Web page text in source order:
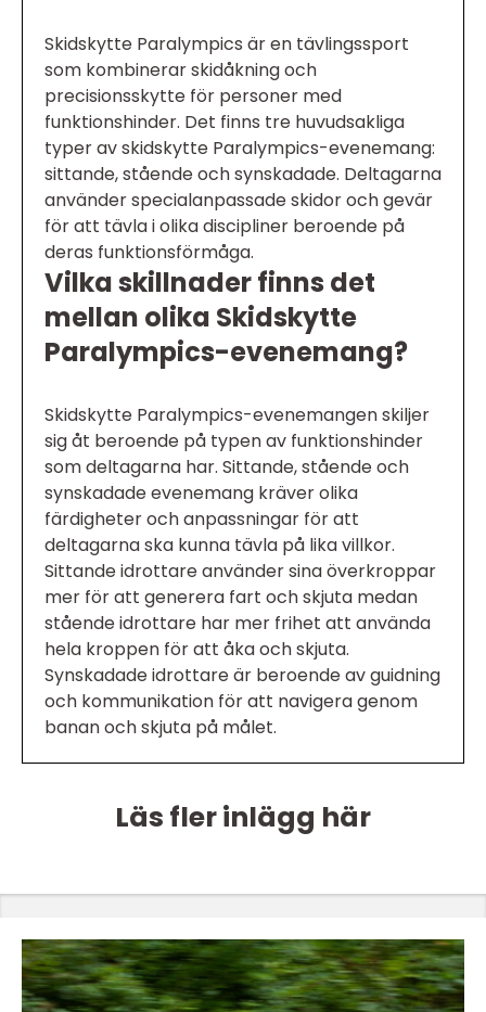
Skidskytte Paralympics är en tävlingssport
som kombinerar skidåkning och
precisionsskytte för personer med
funktionshinder. Det finns tre huvudsakliga
typer av skidskytte Paralympics-evenemang:
sittande, stående och synskadade. Deltagarna
använder specialanpassade skidor och gevär
för att tävla i olika discipliner beroende på
deras funktionsförmåga.
Vilka skillnader finns det
mellan olika Skidskytte
Paralympics-evenemang?
Skidskytte Paralympics-evenemangen skiljer
sig åt beroende på typen av funktionshinder
som deltagarna har. Sittande, stående och
synskadade evenemang kräver olika
färdigheter och anpassningar för att
deltagarna ska kunna tävla på lika villkor.
Sittande idrottare använder sina överkroppar
mer för att generera fart och skjuta medan
stående idrottare har mer frihet att använda
hela kroppen för att åka och skjuta.
Synskadade idrottare är beroende av guidning
och kommunikation för att navigera genom
banan och skjuta på målet.
Läs fler inlägg här